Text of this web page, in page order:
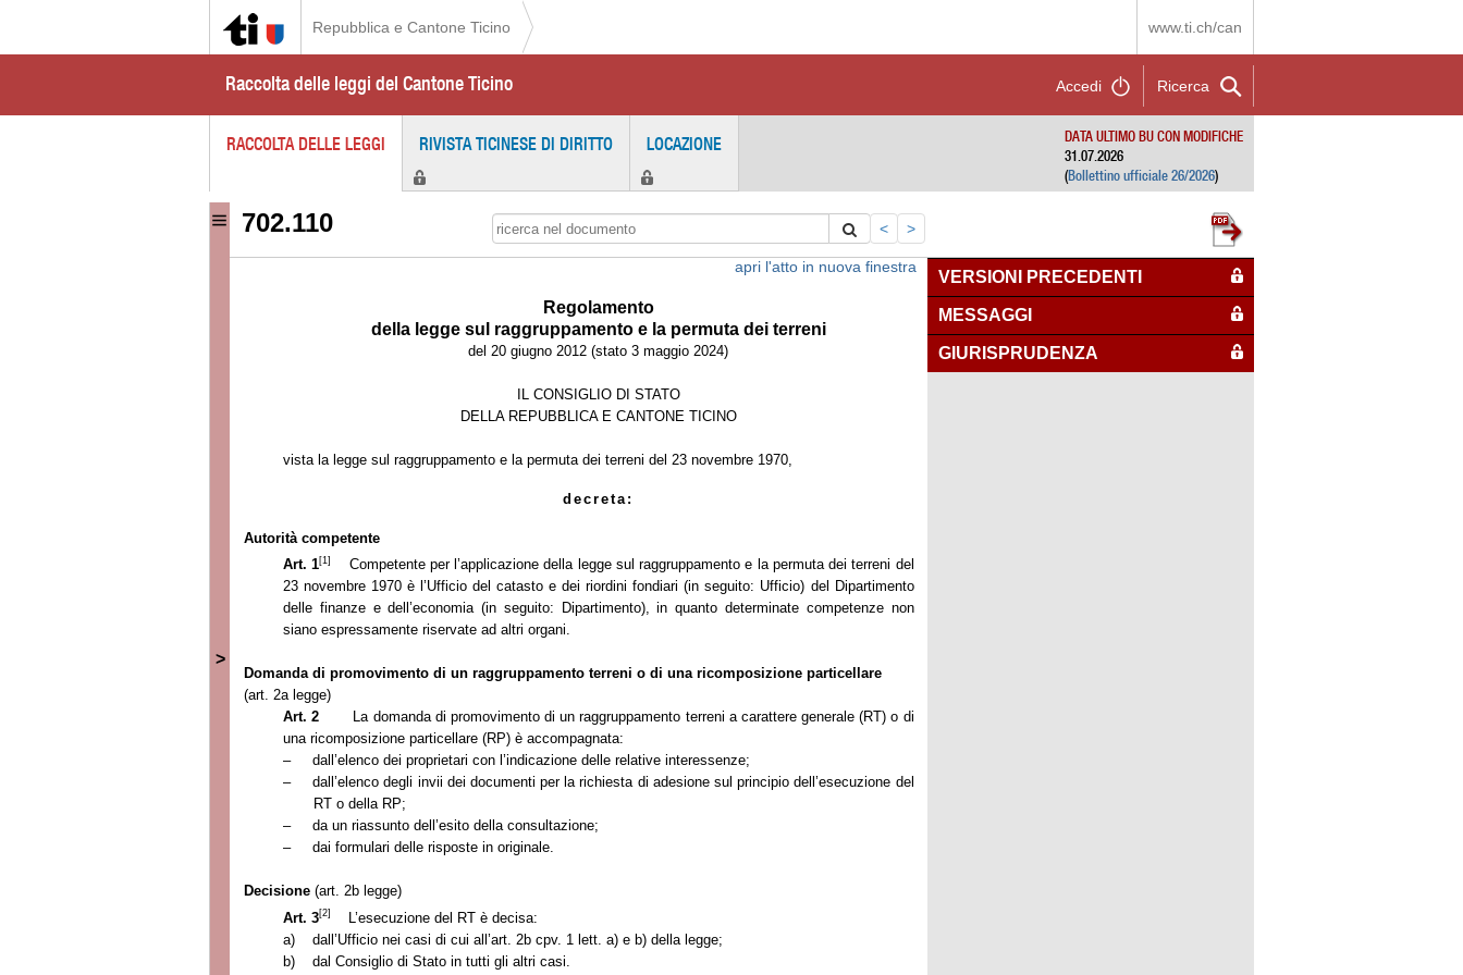
Repubblica e Cantone Ticino www.ti.ch/can
Raccolta delle leggi del Cantone Ticino Ricerca
Accedi
RACCOLTA DELLE LEGGI RIVISTA TICINESE DI DIRITTO LOCAZIONE
DATA ULTIMO BU CON MODIFICHE
31.07.2026
(Bollettino ufficiale 26/2026)
>
702.110 < >
apri l'atto in nuova finestra
Regolamento
della legge sul raggruppamento e la permuta dei terreni
del 20 giugno 2012 (stato 3 maggio 2024)
IL CONSIGLIO DI STATO
DELLA REPUBBLICA E CANTONE TICINO
vista la legge sul raggruppamento e la permuta dei terreni del 23 novembre 1970,
decreta:
Autorità competente
Art. 1[1]
Competente per l’applicazione della legge sul raggruppamento e la permuta dei terreni del
23 novembre 1970 è l’Ufficio del catasto e dei riordini fondiari (in seguito: Ufficio) del Dipartimento
delle finanze e dell’economia (in seguito: Dipartimento), in quanto determinate competenze non
siano espressamente riservate ad altri organi.
Domanda di promovimento di un raggruppamento terreni o di una ricomposizione particellare
(art. 2a legge)
Art. 2
La domanda di promovimento di un raggruppamento terreni a carattere generale (RT) o di
una ricomposizione particellare (RP) è accompagnata:
–
dall’elenco dei proprietari con l’indicazione delle relative interessenze;
–
dall’elenco degli invii dei documenti per la richiesta di adesione sul principio dell’esecuzione del
RT o della RP;
–
da un riassunto dell’esito della consultazione;
–
dai formulari delle risposte in originale.
Decisione(art. 2b legge)
Art. 3[2]
L’esecuzione del RT è decisa:
a)
dall’Ufficio nei casi di cui all’art. 2b cpv. 1 lett. a) e b) della legge;
b)
dal Consiglio di Stato in tutti gli altri casi.
VERSIONI PRECEDENTI
MESSAGGI
GIURISPRUDENZA